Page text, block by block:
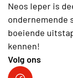
Neos Ieper is
ondernemende
boeiende
kennen!
Volg ons